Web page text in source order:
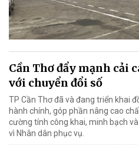
Cần Thơ đẩy mạnh cải
với chuyển đổi số
TP Cần Thơ đã và đang triển khai
hành chính, góp phần nâng cao
cường tính công khai, minh bạch
vì Nhân dân phục vụ.